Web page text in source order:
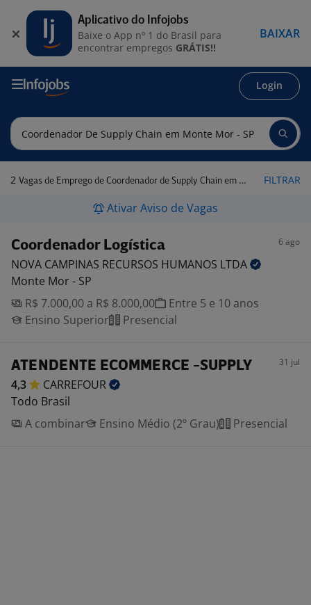
Login
2 Vagas de Emprego de Coordenador de Supply Chain em Monte Mor - SP FILTRAR
Ativar Aviso de Vagas
Coordenador Logística 6 ago
NOVA CAMPINAS RECURSOS HUMANOS LTDA
Monte Mor - SP
R$ 7.000,00 a R$ 8.000,00
Entre 5 e 10 anos
Ensino Superior
Presencial
ATENDENTE ECOMMERCE -SUPPLY 31 jul
4,3
CARREFOUR
Todo Brasil
A combinar
Ensino Médio (2º Grau) Presencial
Aplicativo do Infojobs
Baixe o App nº 1 do Brasil para
encontrar empregos GRÁTIS!!
BAIXAR